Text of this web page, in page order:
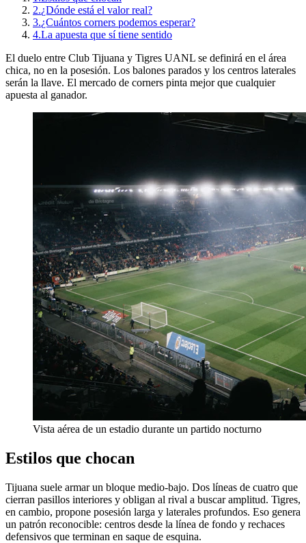
2.¿Dónde está el valor real?
3.¿Cuántos corners podemos esperar?
4.La apuesta que sí tiene sentido
El duelo entre Club Tijuana y Tigres UANL se definirá en el área
chica, no en la posesión. Los balones parados y los centros laterales
serán la llave. El mercado de corners pinta mejor que cualquier
apuesta al ganador.
Vista aérea de un estadio durante un partido nocturno
Estilos que chocan
Tijuana suele armar un bloque medio-bajo. Dos líneas de cuatro que
cierran pasillos interiores y obligan al rival a buscar amplitud. Tigres,
en cambio, propone posesión larga y laterales profundos. Eso genera
un patrón reconocible: centros desde la línea de fondo y rechaces
defensivos que terminan en saque de esquina.